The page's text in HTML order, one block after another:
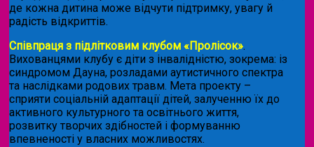
де кожна дитина може відчути підтримку, увагу й
радість відкриттів.
Співпраця з підлітковим клубом «Пролісок».
Вихованцями клубу є діти з інвалідністю, зокрема: із
синдромом Дауна, розладами аутистичного спектра
та наслідками родових травм. Мета проекту –
сприяти соціальній адаптації дітей, залученню їх до
активного культурного та освітнього життя,
розвитку творчих здібностей і формуванню
впевненості у власних можливостях.